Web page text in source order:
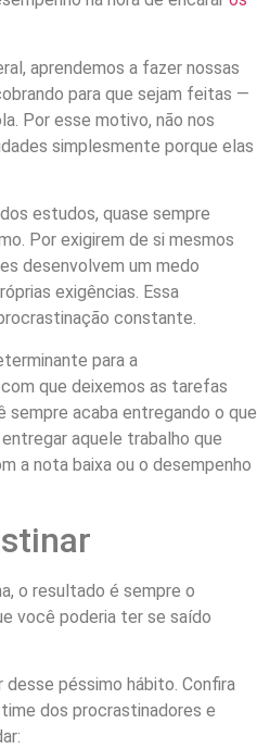
aprendemos a fazer nossas
para que sejam feitas —
Por esse motivo, não nos
simplesmente porque elas
estudos, quase sempre
Por exigirem de si mesmos
desenvolvem um medo
exigências. Essa
constante.
para a
que deixemos as tarefas
sempre acaba entregando o que
aquele trabalho que
a nota baixa ou o desempenho
o resultado é sempre o
você poderia ter se saído
desse péssimo hábito. Confira
dos procrastinadores e